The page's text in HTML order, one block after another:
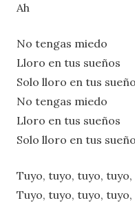
Ah
No tengas miedo
Lloro en tus sueños
Solo lloro en tus
No tengas miedo
Lloro en tus sueños
Solo lloro en tus
Tuyo, tuyo, tuyo,
Tuyo, tuyo, tuyo,